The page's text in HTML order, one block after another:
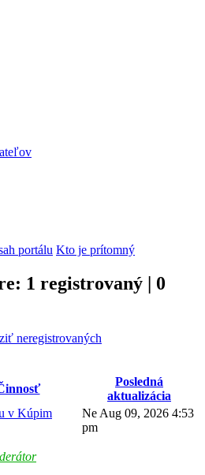
portálu Kto je prítomný
1 registrovaný | 0
neregistrovaných
Posledná
aktualizácia
v Kúpim
Ne Aug 09, 2026 4:53
pm